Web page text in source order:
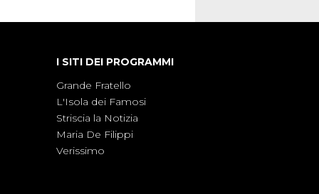
I SITI DEI PROGRAMMI
Grande Fratello
L'Isola dei Famosi
Striscia la Notizia
Maria De Filippi
Verissimo